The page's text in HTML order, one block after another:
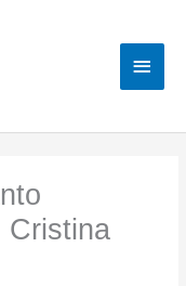
Cristina